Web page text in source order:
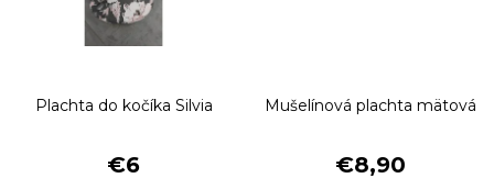
Plachta do kočíka Silvia
€6
Mušelínová plachta mätová
€8,90